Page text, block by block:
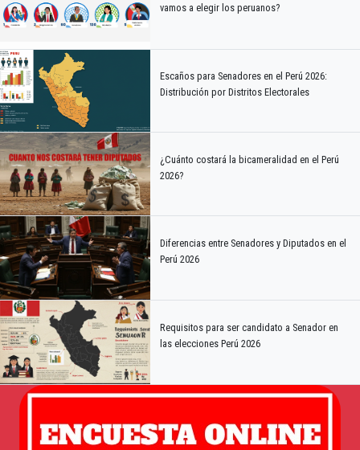
vamos a elegir los peruanos?
Escaños para Senadores en el Perú 2026:
Distribución por Distritos Electorales
¿Cuánto costará la bicameralidad en el Perú
2026?
Diferencias entre Senadores y Diputados en el
Perú 2026
Requisitos para ser candidato a Senador en
las elecciones Perú 2026